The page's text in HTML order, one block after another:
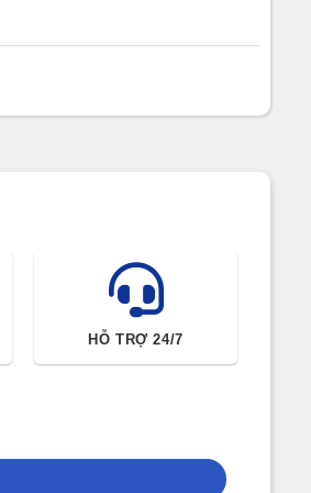
và 4K, giúp tái hiện chi tiết
HỖ TRỢ 24/7